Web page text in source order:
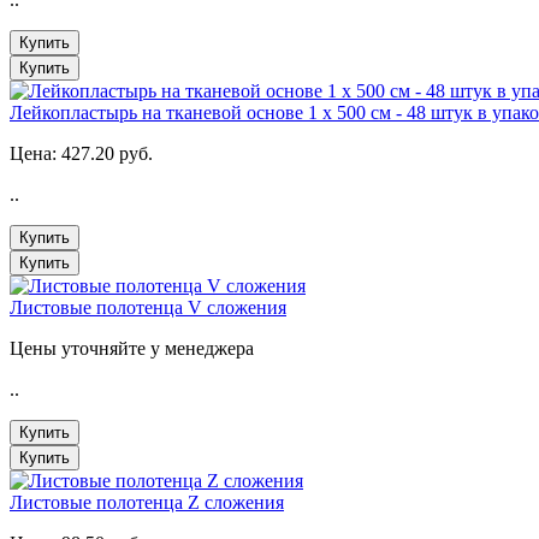
Купить
Купить
Лейкопластырь на тканевой основе 1 х 500 см - 48 штук в
Цена: 427.20 руб.
..
Купить
Купить
Листовые полотенца V сложения
Цены уточняйте у менеджера
..
Купить
Купить
Листовые полотенца Z сложения